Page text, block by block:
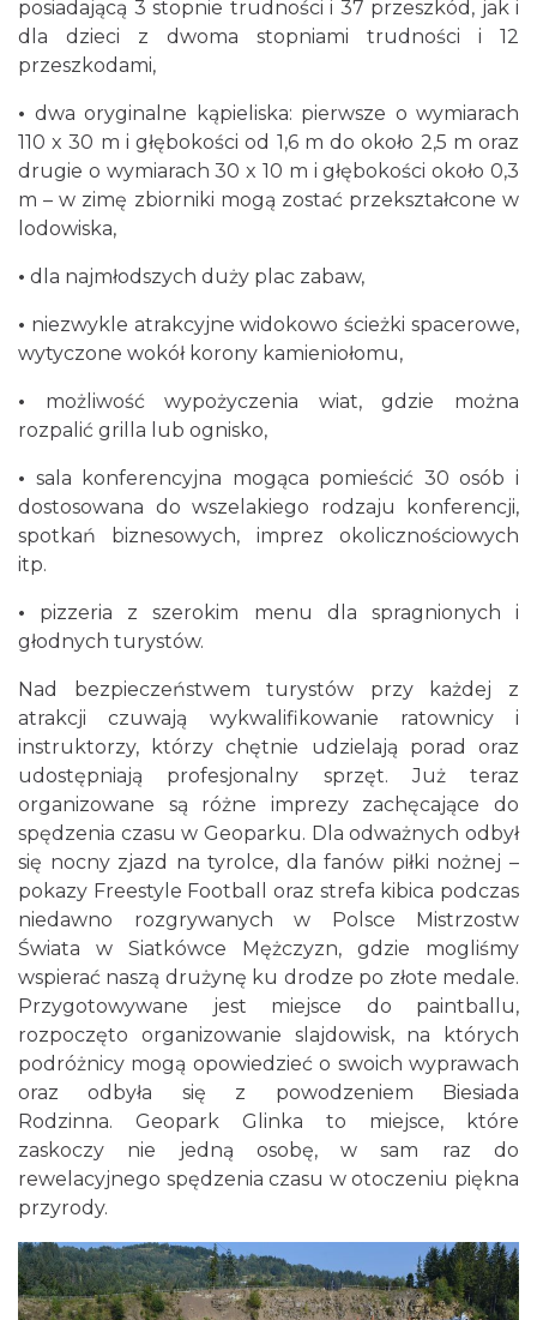
posiadającą 3 stopnie trudności i 37 przeszkód, jak i
dla dzieci z dwoma stopniami trudności i 12
przeszkodami,
• dwa oryginalne kąpieliska: pierwsze o wymiarach
110 x 30 m i głębokości od 1,6 m do około 2,5 m oraz
drugie o wymiarach 30 x 10 m i głębokości około 0,3
m – w zimę zbiorniki mogą zostać przekształcone w
lodowiska,
• dla najmłodszych duży plac zabaw,
• niezwykle atrakcyjne widokowo ścieżki spacerowe,
wytyczone wokół korony kamieniołomu,
• możliwość wypożyczenia wiat, gdzie można
rozpalić grilla lub ognisko,
• sala konferencyjna mogąca pomieścić 30 osób i
dostosowana do wszelakiego rodzaju konferencji,
spotkań biznesowych, imprez okolicznościowych
itp.
• pizzeria z szerokim menu dla spragnionych i
głodnych turystów.
Nad bezpieczeństwem turystów przy każdej z
atrakcji czuwają wykwalifikowanie ratownicy i
instruktorzy, którzy chętnie udzielają porad oraz
udostępniają profesjonalny sprzęt. Już teraz
organizowane są różne imprezy zachęcające do
spędzenia czasu w Geoparku. Dla odważnych odbył
się nocny zjazd na tyrolce, dla fanów piłki nożnej –
pokazy Freestyle Football oraz strefa kibica podczas
niedawno rozgrywanych w Polsce Mistrzostw
Świata w Siatkówce Mężczyzn, gdzie mogliśmy
wspierać naszą drużynę ku drodze po złote medale.
Przygotowywane jest miejsce do paintballu,
rozpoczęto organizowanie slajdowisk, na których
podróżnicy mogą opowiedzieć o swoich wyprawach
oraz odbyła się z powodzeniem Biesiada
Rodzinna. Geopark Glinka to miejsce, które
zaskoczy nie jedną osobę, w sam raz do
rewelacyjnego spędzenia czasu w otoczeniu piękna
przyrody.